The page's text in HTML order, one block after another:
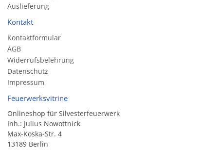
Auslieferung
Kontakt
Kontaktformular
AGB
Widerrufsbelehrung
Datenschutz
Impressum
Feuerwerksvitrine
Onlineshop für Silvesterfeuerwerk
Inh.: Julius Nowottnick
Max-Koska-Str. 4
13189 Berlin